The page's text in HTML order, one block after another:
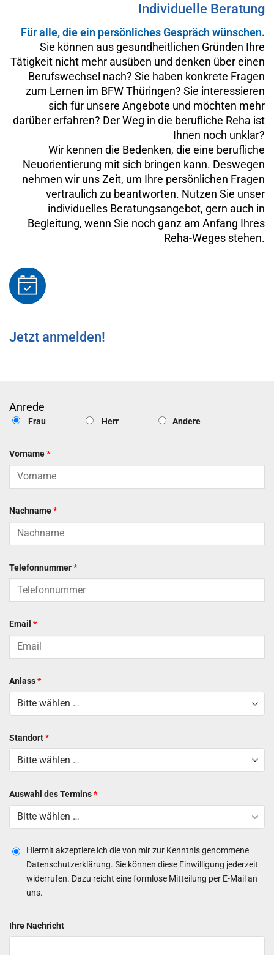
Individuelle Beratung
Für alle, die ein persönliches Gespräch wünschen.
Sie können aus gesundheitlichen Gründen Ihre
Tätigkeit nicht mehr ausüben und denken über einen
Berufswechsel nach? Sie haben konkrete Fragen
zum Lernen im BFW Thüringen? Sie interessieren
sich für unsere Angebote und möchten mehr
darüber erfahren? Der Weg in die berufliche Reha ist
Ihnen noch unklar?
Wir kennen die Bedenken, die eine berufliche
Neuorientierung mit sich bringen kann. Deswegen
nehmen wir uns Zeit, um Ihre persönlichen Fragen
vertraulich zu beantworten. Nutzen Sie unser
individuelles Beratungsangebot, gern auch in
Begleitung, wenn Sie noch ganz am Anfang Ihres
Reha-Weges stehen.
Jetzt anmelden!
Anrede
Frau Herr Andere
Vorname*
Nachname*
Telefonnummer*
Email *
Anlass*
Standort*
Auswahl des Termins*
Hiermit akzeptiere ich die von mir zur Kenntnis genommene
Datenschutzerklärung. Sie können diese Einwilligung jederzeit
widerrufen. Dazu reicht eine formlose Mitteilung per E-Mail an
uns.
Ihre Nachricht